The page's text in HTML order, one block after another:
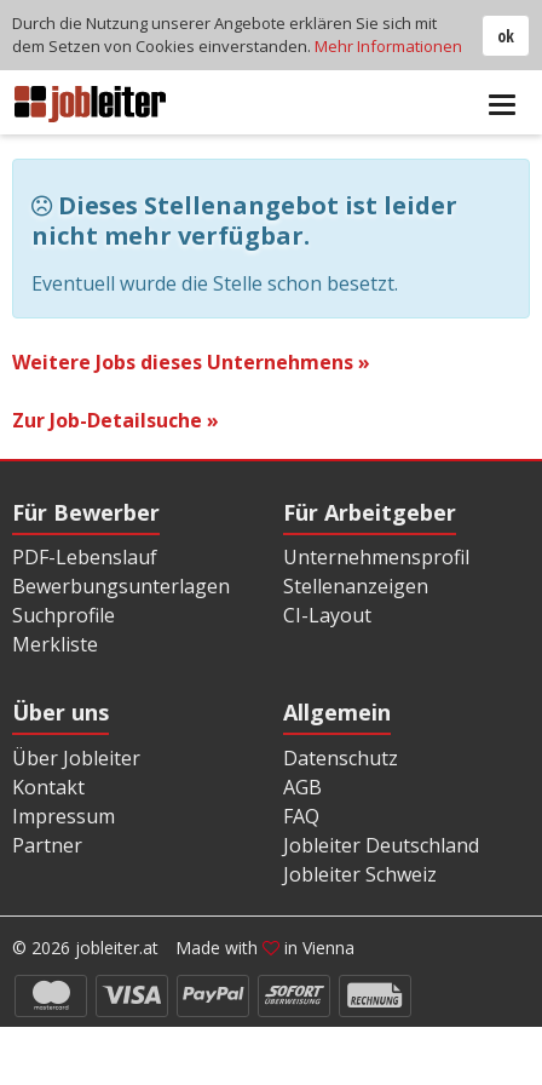
Dieses Stellenangebot ist leider
nicht mehr verfügbar.
Eventuell wurde die Stelle schon besetzt.
Weitere Jobs dieses Unternehmens »
Zur Job-Detailsuche »
Für Bewerber
PDF-Lebenslauf
Bewerbungsunterlagen
Suchprofile
Merkliste
Für Arbeitgeber
Unternehmensprofil
Stellenanzeigen
CI-Layout
Über uns
Über Jobleiter
Kontakt
Impressum
Partner
Allgemein
Datenschutz
AGB
FAQ
Jobleiter Deutschland
Jobleiter Schweiz
© 2026 jobleiter.at Made with in Vienna
ok
Durch die Nutzung unserer Angebote erklären Sie sich mit
dem Setzen von Cookies einverstanden. Mehr Informationen